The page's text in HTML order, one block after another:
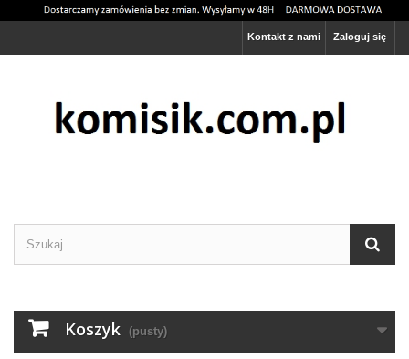
Zaloguj się
Kontakt z nami
Koszyk (pusty)